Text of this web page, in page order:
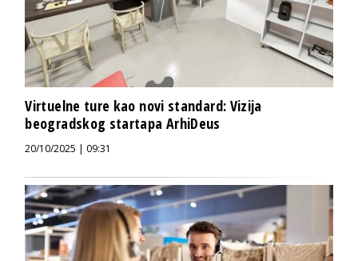
Virtuelne ture kao novi standard: Vizija
beogradskog startapa ArhiDeus
20/10/2025 | 09:31